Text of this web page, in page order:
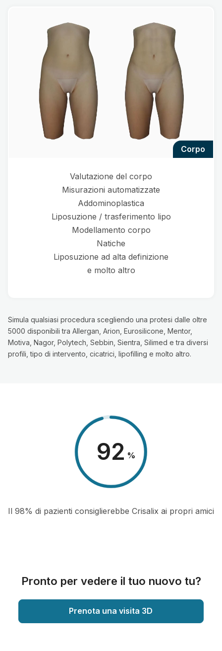
corpo
Valutazione del corpo
Misurazioni automatizzate
Addominoplastica
Liposuzione / trasferimento lipo
Modellamento corpo
Natiche
Liposuzione ad alta definizione
e molto altro
Simula qualsiasi procedura scegliendo una protesi dalle oltre
5000 disponibili tra Allergan, Arion, Eurosilicone, Mentor,
Motiva, Nagor, Polytech, Sebbin, Sientra, Silimed e tra diversi
profili, tipo di intervento, cicatrici, lipofilling e molto altro.
98 %
Il 98% di pazienti consiglierebbe Crisalix ai propri amici
Pronto per vedere il tuo nuovo tu?
Prenota una visita 3D